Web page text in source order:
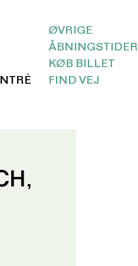
ØVRIGE
ÅBNINGSTIDER
KØB BILLET
FIND VEJ